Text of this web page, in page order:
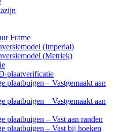
Frame
(Imperial)
(Metriek)
plaatverificatie
plaatbuigen – Vastgemaakt aan
plaatbuigen – Vastgemaakt aan
plaatbuigen – Vast aan randen
plaatbuigen – Vast bij hoeken